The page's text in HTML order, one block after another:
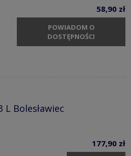
58,90 zł
POWIADOM O
DOSTĘPNOŚCI
L Bolesławiec
177,90 zł